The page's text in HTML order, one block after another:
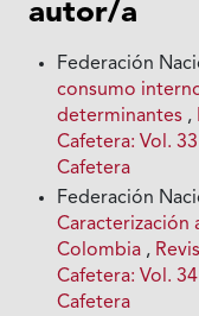
autor/a
Federación
consumo
determinantes ,
Cafetera: Vol.
Cafetera
Federación
Caracterización
Colombia ,
Cafetera: Vol.
Cafetera